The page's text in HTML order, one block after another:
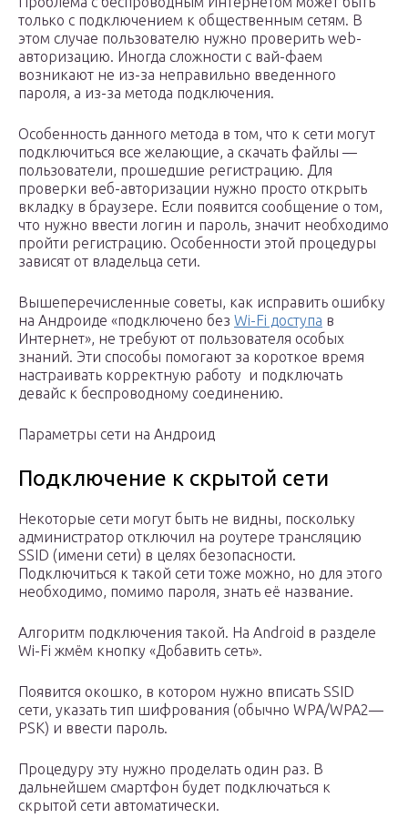
только с подключением к общественным сетям. В
этом случае пользователю нужно проверить web-
авторизацию. Иногда сложности с вай-фаем
возникают не из-за неправильно введенного
пароля, а из-за метода подключения.
Особенность данного метода в том, что к сети могут
подключиться все желающие, а скачать файлы —
пользователи, прошедшие регистрацию. Для
проверки веб-авторизации нужно просто открыть
вкладку в браузере. Если появится сообщение о том,
что нужно ввести логин и пароль, значит необходимо
пройти регистрацию. Особенности этой процедуры
зависят от владельца сети.
Вышеперечисленные советы, как исправить ошибку
на Андроиде «подключено без Wi-Fi доступа в
Интернет», не требуют от пользователя особых
знаний. Эти способы помогают за короткое время
настраивать корректную работу и подключать
девайс к беспроводному соединению.
Параметры сети на Андроид
Подключение к скрытой сети
Некоторые сети могут быть не видны, поскольку
администратор отключил на роутере трансляцию
SSID (имени сети) в целях безопасности.
Подключиться к такой сети тоже можно, но для этого
необходимо, помимо пароля, знать её название.
Алгоритм подключения такой. На Android в разделе
Wi-Fi жмём кнопку «Добавить сеть».
Появится окошко, в котором нужно вписать SSID
сети, указать тип шифрования (обычно WPA/WPA2—
PSK) и ввести пароль.
Процедуру эту нужно проделать один раз. В
дальнейшем смартфон будет подключаться к
скрытой сети автоматически.